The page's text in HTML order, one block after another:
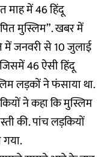
माह में 46 हिंदू
मुस्लिम”. खबर में
में जनवरी से 10 जुलाई
46 ऐसी हिंदू
लड़कों ने फंसाया था.
ने कहा कि मुस्लिम
की. पांच लड़कियों